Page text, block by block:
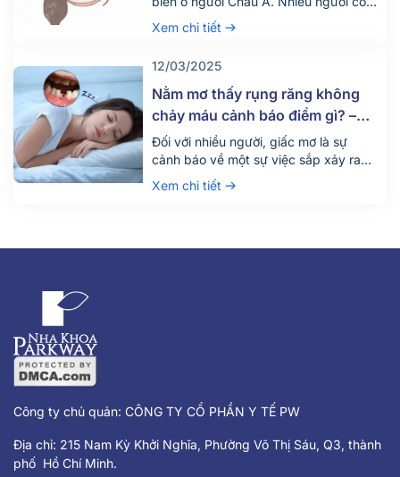
khuôn mặt tròn mong muốn tìm kiếm
những giải pháp để khuôn mặt trông
Nha khoa Parkway sẽ cung cấp
những gợi ý hữu ích về kiểu tóc, kính
và cả các phương pháp nha khoa
giúp cải thiện khuôn mặt tròn.
Xem chi tiết
12/03/2025
Nằm mơ thấy rụng răng không
chảy máu cảnh báo điềm gì? –
Giải mã giấc mơ
Đối với nhiều người, giấc mơ là sự
cảnh báo về một sự việc sắp xảy ra
ngoài thực tại. Nhưng đối với giới khoa
học, giấc mơ cũng có thể là một dấu
thường nằm mơ thấy rụng răng không
Xem chi tiết
Công ty chủ quản: CÔNG TY CỔ PHẦN Y TẾ PW
Địa chỉ: 215 Nam Kỳ Khởi Nghĩa, Phường Võ Thị Sáu, Q3, thành
phố Hồ Chí Minh.